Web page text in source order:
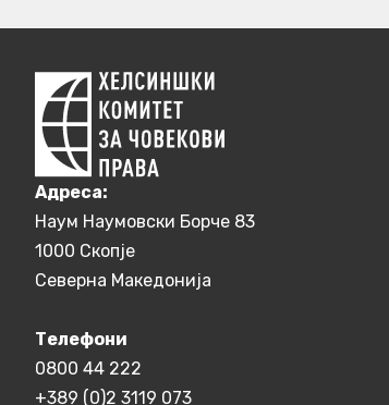
Aдреса:
Наум Наумовски Борче 83
1000 Скопје
Северна Македонија
Телефони
0800 44 222
+389 (0)2 3119 073